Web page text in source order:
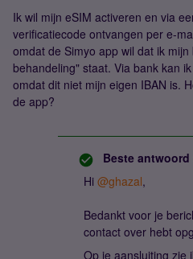
Ik wil mijn eSIM activeren en via
verificatiecode ontvangen per e-
omdat de Simyo app wil dat ik
behandeling" staat. Via bank kan
omdat dit niet mijn eigen IBAN is.
de app?
Beste
Hi @ghazal,
Bedankt voor je
contact over hebt
Op je aansluiting zie